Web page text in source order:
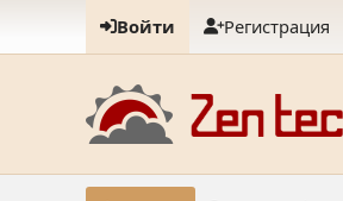
Войти Регистрация